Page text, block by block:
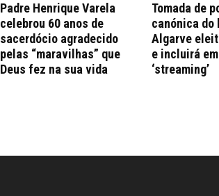
Padre Henrique Varela
celebrou 60 anos de
sacerdócio agradecido
pelas “maravilhas” que
Deus fez na sua vida
Tomada de
canónica do
Algarve
e incluirá
‘streaming’